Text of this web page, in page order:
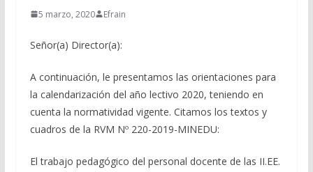
5 marzo, 2020 Efrain
Señor(a) Director(a):
A continuación, le presentamos las orientaciones para
la calendarización del año lectivo 2020, teniendo en
cuenta la normatividad vigente. Citamos los textos y
cuadros de la RVM Nº 220-2019-MINEDU:
El trabajo pedagógico del personal docente de las II.EE.